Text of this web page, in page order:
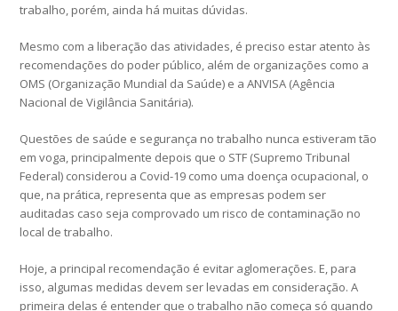
trabalho, porém, ainda há muitas dúvidas.
Mesmo com a liberação das atividades, é preciso estar atento às
recomendações do poder público, além de organizações como a
OMS (Organização Mundial da Saúde) e a ANVISA (Agência
Nacional de Vigilância Sanitária).
Questões de saúde e segurança no trabalho nunca estiveram tão
em voga, principalmente depois que o STF (Supremo Tribunal
Federal) considerou a Covid-19 como uma doença ocupacional, o
que, na prática, representa que as empresas podem ser
auditadas caso seja comprovado um risco de contaminação no
local de trabalho.
Hoje, a principal recomendação é evitar aglomerações. E, para
isso, algumas medidas devem ser levadas em consideração. A
primeira delas é entender que o trabalho não começa só quando